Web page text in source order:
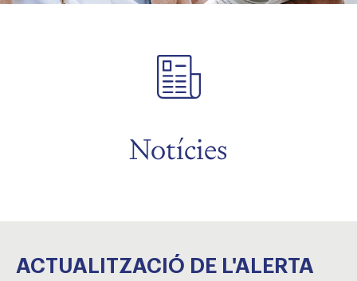
Notícies
ACTUALITZACIÓ DE L'ALERTA